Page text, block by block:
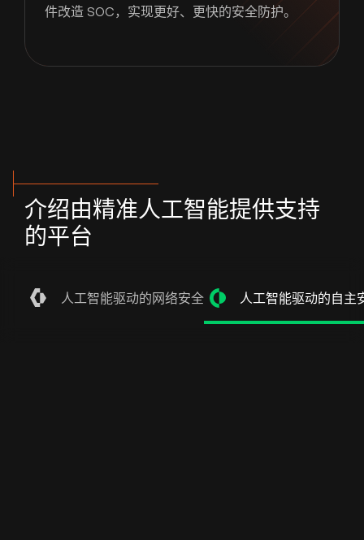
件改造 SOC，实现更好、更快的安全防护。
介绍由精准人工智能提供支持
的平台
人工智能驱动的网络安全 人工智能驱动的自主